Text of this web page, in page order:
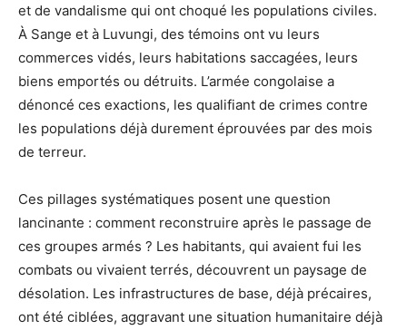
et de vandalisme qui ont choqué les populations civiles.
À Sange et à Luvungi, des témoins ont vu leurs
commerces vidés, leurs habitations saccagées, leurs
biens emportés ou détruits. L’armée congolaise a
dénoncé ces exactions, les qualifiant de crimes contre
les populations déjà durement éprouvées par des mois
de terreur.
Ces pillages systématiques posent une question
lancinante : comment reconstruire après le passage de
ces groupes armés ? Les habitants, qui avaient fui les
combats ou vivaient terrés, découvrent un paysage de
désolation. Les infrastructures de base, déjà précaires,
ont été ciblées, aggravant une situation humanitaire déjà